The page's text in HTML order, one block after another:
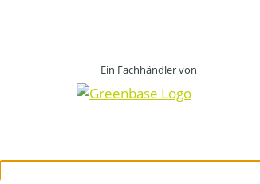
Ein Fachhändler von